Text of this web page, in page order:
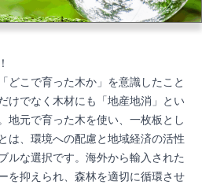
どこで育った木か」を意識したこと
けでなく木材にも「地産地消」とい
地元で育った木を使い、一枚板とし
は、環境への配慮と地域経済の活性
ルな選択です。海外から輸入された
を抑えられ、森林を適切に循環させ